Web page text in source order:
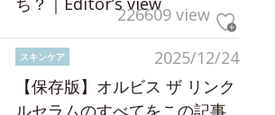
226609 view
2025/12/24
スキンケア
【保存版】オルビス ザ リンク